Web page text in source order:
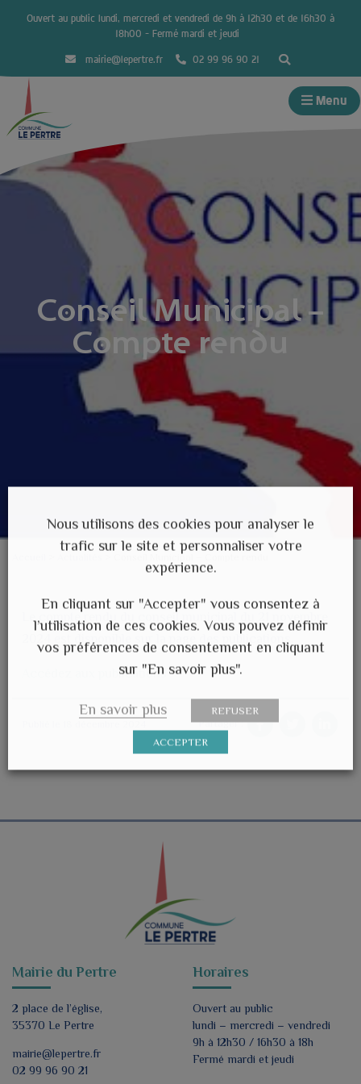
Ouvert au public lundi, mercredi et vendredi de 9h à 12h30 et de 16h30 à
18h00 – Fermé mardi et jeudi
mairie@lepertre.fr 02 99 96 90 21
Menu
Conseil Municipal –
Compte rendu
Conseil Municipal – Compte rendu
Le compte rendu du conseil municipal du 21 novembre
2024 est disponible sur la page des publications.
édez aux publications
Partager :
Mairie du Pertre
2 place de l’église,
35370 Le Pertre
mairie@lepertre.fr
02 99 96 90 21
Horaires
Ouvert au public
lundi – mercredi – vendredi
9h à 12h30 / 16h30 à 18h
Fermé mardi et jeudi
Nous utilisons des cookies pour analyser le
trafic sur le site et personnaliser votre
expérience.
En cliquant sur "Accepter" vous consentez à
l’utilisation de ces cookies. Vous pouvez définir
vos préférences de consentement en cliquant
sur "En savoir plus".
En savoir plus REFUSER
ACCEPTER